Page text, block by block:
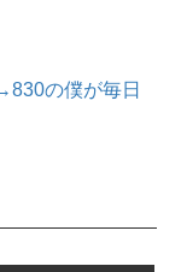
の僕が毎日